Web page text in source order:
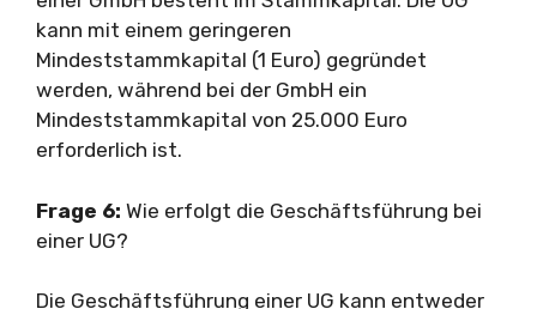
kann mit einem geringeren
Mindeststammkapital (1 Euro) gegründet
werden, während bei der GmbH ein
Mindeststammkapital von 25.000 Euro
erforderlich ist.
Frage 6: Wie erfolgt die Geschäftsführung bei
einer UG?
Die Geschäftsführung einer UG kann entweder